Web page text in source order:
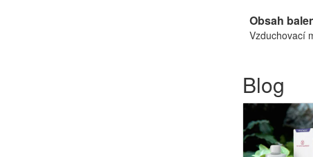
Obsah
Vzduchovací
Blog